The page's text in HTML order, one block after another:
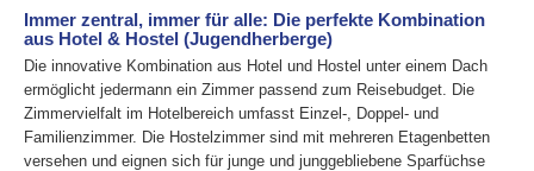
Immer zentral, immer für alle: Die perfekte Kombination
aus Hotel & Hostel (Jugendherberge)
Die innovative Kombination aus Hotel und Hostel unter einem Dach
ermöglicht jedermann ein Zimmer passend zum Reisebudget. Die
Zimmervielfalt im Hotelbereich umfasst Einzel-, Doppel- und
Familienzimmer. Die Hostelzimmer sind mit mehreren Etagenbetten
versehen und eignen sich für junge und junggebliebene Sparfüchse